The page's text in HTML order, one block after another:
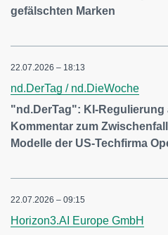
gefälschten Marken
22.07.2026 – 18:13
nd.DerTag / nd.DieWoche
"nd.DerTag": KI-Regulierung
Kommentar zum
Modelle der US-Techfirma
22.07.2026 – 09:15
Horizon3.AI Europe GmbH